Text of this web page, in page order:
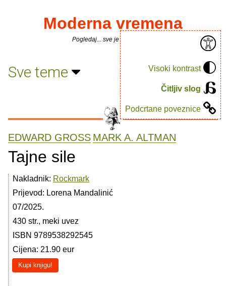
Visoki kontrast
Čitljiv slog
Podcrtane poveznice
Moderna vremena
Pogledaj... sve je puno knjiga.
Sve teme
EDWARD GROSS MARK A. ALTMAN
Tajne sile
Nakladnik: Rockmark
Prijevod: Lorena Mandalinić
07/2025.
430 str., meki uvez
ISBN 9789538292545
Cijena: 21.90 eur
Kupi knjigu!